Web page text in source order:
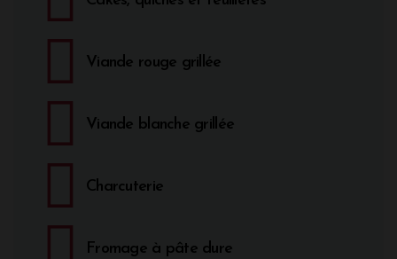
Viande rouge grillée
Viande blanche grillée
Charcuterie
Fromage à pâte dure